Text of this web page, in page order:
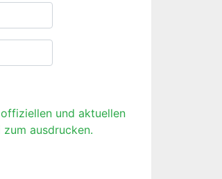
und aktuellen
ausdrucken.